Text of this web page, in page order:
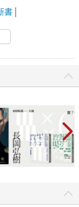
書